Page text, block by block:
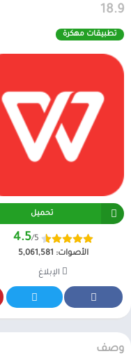
18.9
تطبيقات مهكرة
تحميل
4.5/5
الأصوات: 5,061,581
الإبلاغ
وصف